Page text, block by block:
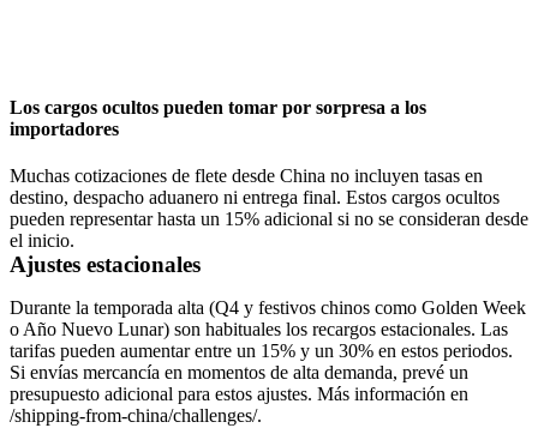
Los cargos ocultos pueden tomar por sorpresa a los
importadores
Muchas cotizaciones de flete desde China no incluyen tasas en
destino, despacho aduanero ni entrega final. Estos cargos ocultos
pueden representar hasta un 15% adicional si no se consideran desde
el inicio.
Ajustes estacionales
Durante la temporada alta (Q4 y festivos chinos como Golden Week
o Año Nuevo Lunar) son habituales los recargos estacionales. Las
tarifas pueden aumentar entre un 15% y un 30% en estos periodos.
Si envías mercancía en momentos de alta demanda, prevé un
presupuesto adicional para estos ajustes. Más información en
/shipping-from-china/challenges/.